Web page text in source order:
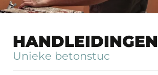
HANDLEIDINGEN
Unieke betonstuc